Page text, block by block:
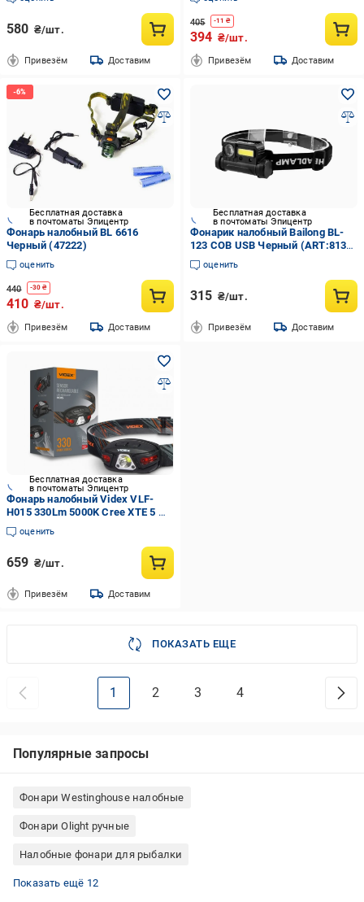
580 ₴/шт.
Привезём Доставим
indicator/магнит/клипса Black
405 -11 ₴
394 ₴/шт.
Привезём Доставим
Бесплатная доставка
в почтоматы Эпицентр
Фонарь налобный BL 6616
Черный (47222)
оценить
440 -30 ₴
410 ₴/шт.
Привезём Доставим
Бесплатная доставка
в почтоматы Эпицентр
Фонарик налобный Bailong BL-
123 COB USB Черный (ART:8137
- НФ-00008078)
оценить
315 ₴/шт.
Привезём Доставим
Бесплатная доставка
в почтоматы Эпицентр
Фонарь налобный Videx VLF-
H015 330Lm 5000K Cree XTE 5 W
850 mAh (30797)
оценить
659 ₴/шт.
Привезём Доставим
ПОКАЗАТЬ ЕЩЕ
1 2 3 4
Популярные запросы
Фонари Westinghouse налобные
Фонари Olight ручные
Налобные фонари для рыбалки
Фонари HOROZ ELECTRIC ручные
Фонари Westinghouse велосипедные
Фонари KNOG велосипедные
Фонари переносные аккумуляторные
Фонари Petzl ручные
Налобные фонари с датчиком движения
Фонари Brevia ручные
Фонари Quantum налобные
Фонари Police налобные
Ручные фонари аккумуляторные
Фонари AMiO ручные
Фонари KLS велосипедные
Показать ещё 12